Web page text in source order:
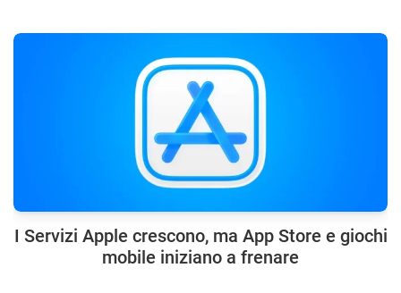
I Servizi Apple crescono, ma App Store e giochi
mobile iniziano a frenare